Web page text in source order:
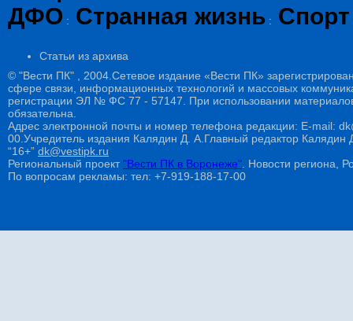
ДФО : Странная жизнь : Спорт
Статьи из архива
© "Вести ПК" , 2004.Сетевое издание «Вести ПК»
сфере связи, информационных технологий и массовых
регистрации ЭЛ № ФС 77 - 57147. При использовании
обязательна.
Адрес электронной почты и номер телефона редакции: E-mail:
00.Учредитель издания Калядин Д. А.Главный редактор
“16+” dk@vestipk.ru
Региональный проект"Вести ПК в Воронеже" . Новости региона,
По вопросам рекламы: тел: +7-919-188-17-00